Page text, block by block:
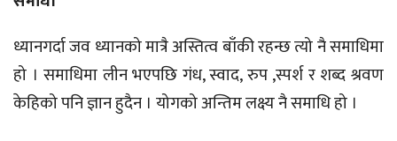
ध्यानगर्दा जव ध्यानको मात्रै अस्तित्व बाँकी रहन्छ त्यो नै समाधिमा
हो । समाधिमा लीन भएपछि गंध, स्वाद, रुप ,स्पर्श र शब्द श्रवण
केहिको पनि ज्ञान हुदैन । योगको अन्तिम लक्ष्य नै समाधि हो ।